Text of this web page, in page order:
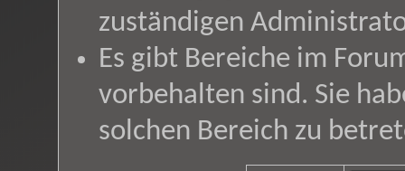
zuständigen
Es gibt Bereiche im
vorbehalten sind. Sie
solchen Bereich zu